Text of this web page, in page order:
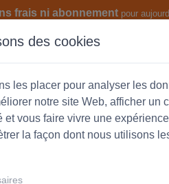
frais ni abonnementpour
Les fonctionnalités
155g -
des cookies
les placer pour analyser les
notre site Web, afficher un
et vous faire vivre une
la façon dont nous utilisons